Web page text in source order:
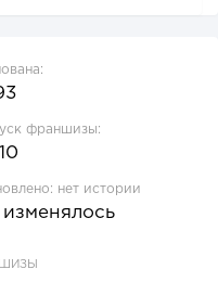
франшизы:
нет истории
изменялось